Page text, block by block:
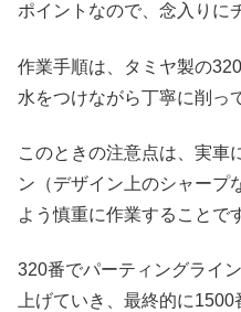
ポイントなので、念入りに
作業手順は、タミヤ製の
水をつけながら丁寧に削っ
このときの注意点は、実車
ン（デザイン上のシャープ
よう慎重に作業することで
320番でパーティングライ
上げていき、最終的に